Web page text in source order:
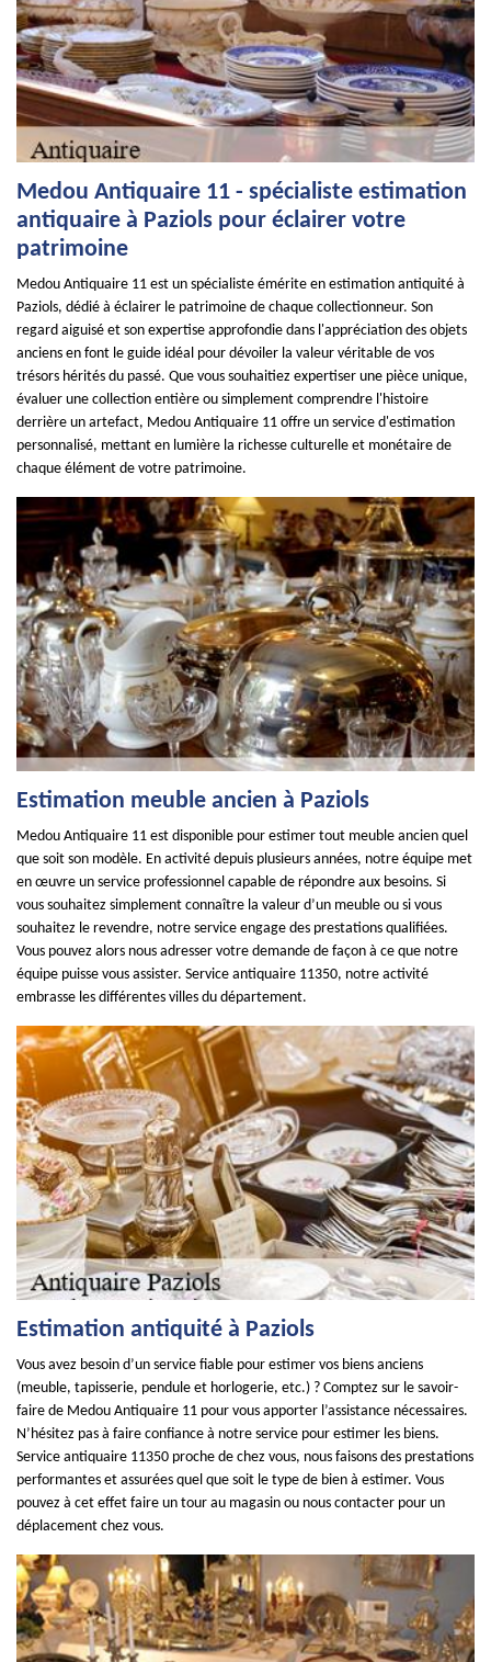
Medou Antiquaire 11 - spécialiste estimation
antiquaire à Paziols pour éclairer votre
patrimoine
Medou Antiquaire 11 est un spécialiste émérite en estimation antiquité à
Paziols, dédié à éclairer le patrimoine de chaque collectionneur. Son
regard aiguisé et son expertise approfondie dans l'appréciation des objets
anciens en font le guide idéal pour dévoiler la valeur véritable de vos
trésors hérités du passé. Que vous souhaitiez expertiser une pièce unique,
évaluer une collection entière ou simplement comprendre l'histoire
derrière un artefact, Medou Antiquaire 11 offre un service d'estimation
personnalisé, mettant en lumière la richesse culturelle et monétaire de
chaque élément de votre patrimoine.
Estimation meuble ancien à Paziols
Medou Antiquaire 11 est disponible pour estimer tout meuble ancien quel
que soit son modèle. En activité depuis plusieurs années, notre équipe met
en œuvre un service professionnel capable de répondre aux besoins. Si
vous souhaitez simplement connaître la valeur d’un meuble ou si vous
souhaitez le revendre, notre service engage des prestations qualifiées.
Vous pouvez alors nous adresser votre demande de façon à ce que notre
équipe puisse vous assister. Service antiquaire 11350, notre activité
embrasse les différentes villes du département.
Estimation antiquité à Paziols
Vous avez besoin d’un service fiable pour estimer vos biens anciens
(meuble, tapisserie, pendule et horlogerie, etc.) ? Comptez sur le savoir-
faire de Medou Antiquaire 11 pour vous apporter l’assistance nécessaires.
N’hésitez pas à faire confiance à notre service pour estimer les biens.
Service antiquaire 11350 proche de chez vous, nous faisons des prestations
performantes et assurées quel que soit le type de bien à estimer. Vous
pouvez à cet effet faire un tour au magasin ou nous contacter pour un
déplacement chez vous.